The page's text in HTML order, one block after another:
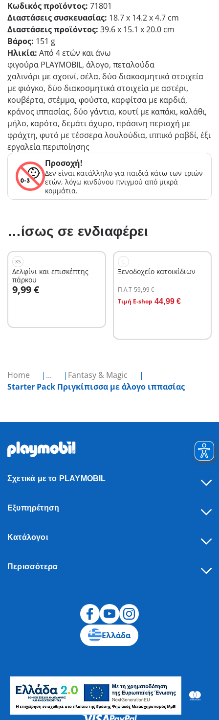
Home ...
Fantasy & Magic
Starter Pack Πριγκίπισσα με άλογο ιππασίας
Κωδικός προϊόντος: 71801
Διαστάσεις συσκευασίας: 18.7 x 14.2 x 4.7 cm
Διαστάσεις προϊόντος: 39.6 x 15.1 x 20.0 cm
Βάρος: 151 g
Ηλικία: Από 4 ετών και άνω
φιγούρα PLAYMOBIL, άλογο, πεταλούδα
χαλινάρι με σχοινί, σέλα, δύο διακοσμητικά στοιχεία
με φιόγκο, δύο διακοσμητικά στοιχεία με αστέρι,
κουβέρτα, στέμμα, φούστα, καρφίτσα με καρδιά,
κράνος ιππασίας, δύο γάντια, κουτί με καπάκι, καλάθι,
μήλο, καρότο, δεμάτι άχυρο, πράσινη περιοχή με
φράχτη, φυτό με τέσσερα λουλούδια, ιππικό ραβδί, έξι
εργαλεία περιποίησης
Προσοχή!
Δεν είναι κατάλληλο για παιδιά κάτω των τριών
ετών, λόγω κινδύνου πνιγμού από μικρά
κομμάτια.
…ίσως σε ενδιαφέρει
XS
Δελφίνι και επισκέπτης
πάρκου
9,99 €
Στο καλάθι
L
Ξενοδοχείο κατοικίδιων
Π.Λ.T 59,99 €
Τιμή E-shop 44,99 €
Στο καλάθι
Σχετικά με το PLAYMOBIL
Εξυπηρέτηση
Κατάλογοι
Περισσότερα
Ελλάδα